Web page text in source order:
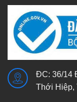
ĐC: 36/14
Thới Hiệp,